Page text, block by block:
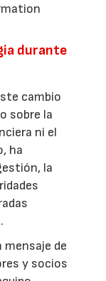
durante
cambio
sobre la
ni el
ha
la
mensaje de
y socios